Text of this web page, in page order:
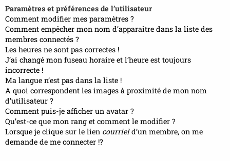
Paramètres et préférences de l’utilisateur
Comment modifier mes paramètres ?
Comment empêcher mon nom d’apparaître dans la liste des
membres connectés ?
Les heures ne sont pas correctes !
J’ai changé mon fuseau horaire et l’heure est toujours
incorrecte !
Ma langue n’est pas dans la liste !
A quoi correspondent les images à proximité de mon nom
d’utilisateur ?
Comment puis-je afficher un avatar ?
Qu’est-ce que mon rang et comment le modifier ?
Lorsque je clique sur le lien courrield’un membre, on me
demande de me connecter !?